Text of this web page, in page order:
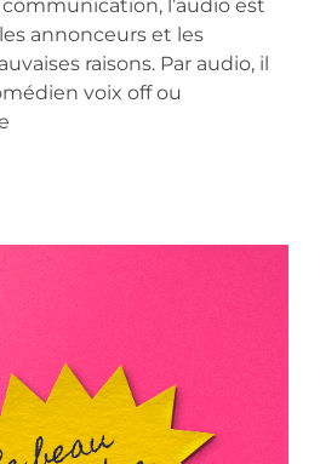
l’audio est
annonceurs et les
raisons. Par audio, il
voix off ou